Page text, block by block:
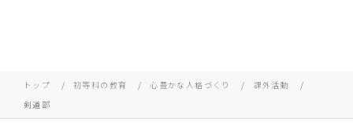
トップ 初等科の教育 心豊かな人格づくり
課外活動
剣道部